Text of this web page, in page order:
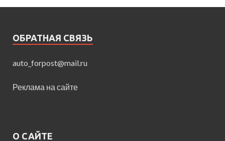
ОБРАТНАЯ СВЯЗЬ
auto_forpost@mail.ru
Реклама на сайте
О САЙТЕ